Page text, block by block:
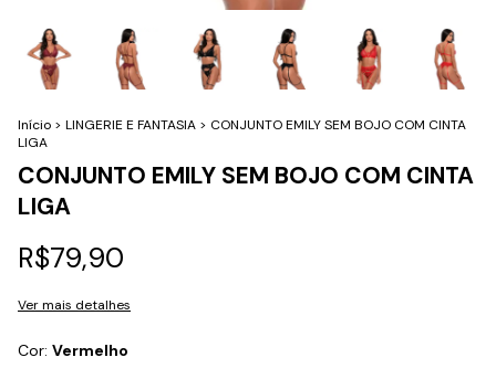
Início > LINGERIE E FANTASIA > CONJUNTO EMILY SEM BOJO COM CINTA
LIGA
CONJUNTO EMILY SEM BOJO COM CINTA
LIGA
R$79,90
Ver mais detalhes
Cor: Vermelho